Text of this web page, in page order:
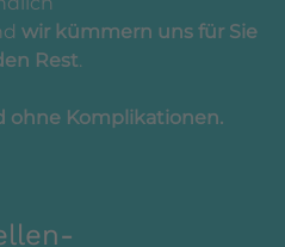
wir kümmern uns für Sie
Rest.
ohne Komplikationen.